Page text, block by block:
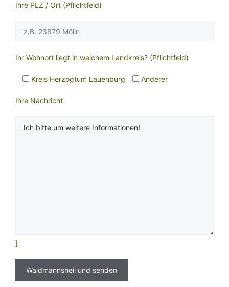
Ihre PLZ / Ort (Pflichtfeld)
Ihr Wohnort liegt in welchem Landkreis? (Pflichtfeld)
Kreis Herzogtum Lauenburg Anderer
Ihre Nachricht
]